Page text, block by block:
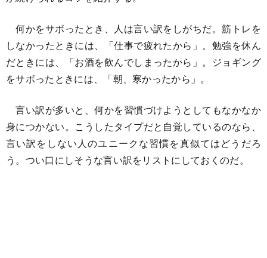
何かをサボったとき、人は言い訳をしがちだ。筋トレを
しなかったときには、「仕事で疲れたから」。勉強を休ん
だときには、「お酒を飲んでしまったから」。ジョギング
をサボったときには、「朝、寒かったから」。
言い訳が多いと、何かを習慣づけようとしてもなかなか
身につかない。こうしたタイプだと自覚しているのなら、
言い訳をしない人のユニークな習慣を真似てはどうだろ
う。つい口にしそうな言い訳をリストにしておくのだ。